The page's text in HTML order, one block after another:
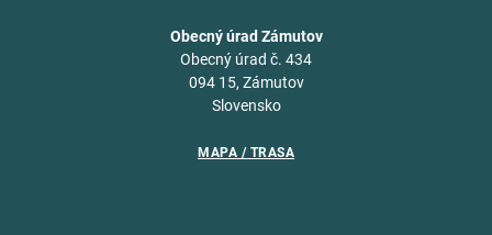
Obecný úrad Zámutov
Obecný úrad č. 434
094 15, Zámutov
Slovensko
MAPA / TRASA